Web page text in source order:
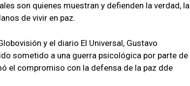
son quienes muestran y defienden la verdad, la
de vivir en paz.
y el diario El Universal, Gustavo
sometido a una guerra psicológica por parte de
el compromiso con la defensa de la paz dde